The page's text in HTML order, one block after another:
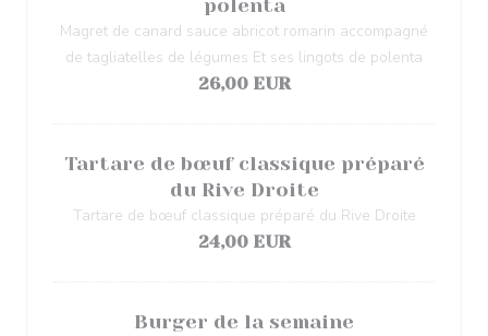
polenta
Magret de canard sauce abricot romarin accompagné
de tagliatelles de légumes Et ses lingots de polenta
26,00 EUR
Tartare de bœuf classique préparé
du Rive Droite
Tartare de bœuf classique préparé du Rive Droite
24,00 EUR
Burger de la semaine